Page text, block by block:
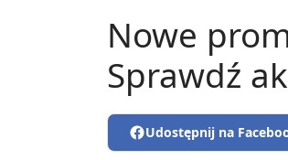
Nowe
Sprawdź
Udostępnij na